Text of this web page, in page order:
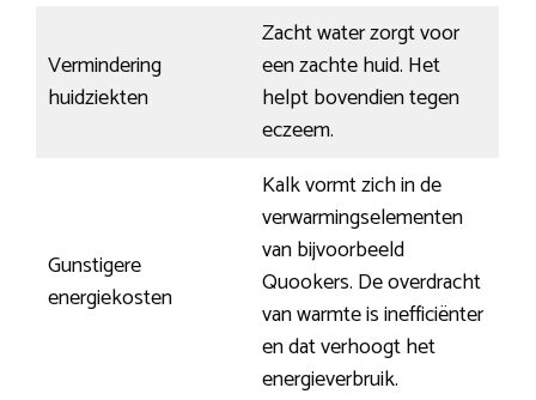
Vermindering
huidziekten
Zacht water zorgt voor
een zachte huid. Het
helpt bovendien tegen
eczeem.
Gunstigere
energiekosten
Kalk vormt zich in de
verwarmingselementen
van bijvoorbeeld
Quookers. De overdracht
van warmte is inefficiënter
en dat verhoogt het
energieverbruik.